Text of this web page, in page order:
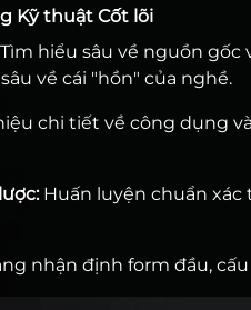
Kỹ thuật Cốt lõi
hiểu sâu về nguồn gốc
về cái "hồn" của nghề.
chi tiết về công dụng
Huấn luyện chuẩn xác
nhận định form đầu,